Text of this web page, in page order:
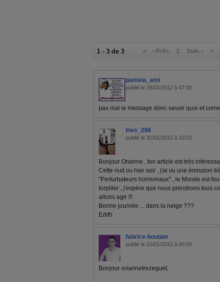
1 - 3 de 3 « ‹ Préc. 1 Suiv. › »
pamela_ami
publié le 26/02/2012 à 07:00
pas mal le message donc savoir quoi et
Ines_286
publié le 31/01/2012 à 10:52
Bonjour Orianne , ton article est très
Cette nuit ou hier soir , j'ai vu une émission
"Perturbateurs hormonaux" , le Monde est
torpiller , j'espère que nous prendrons tous
allons agir !!!
Bonne journée ... dans la neige ???
Edith
fabrice-boutain
publié le 31/01/2012 à 00:00
Bonjour oriannetrezeguet,